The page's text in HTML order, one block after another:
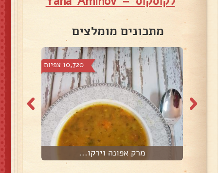
מתכונים מומלצים
10,720 צפיות
מרק אפונה וירקו...